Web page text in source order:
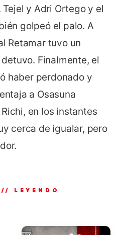
y Adri Ortego y el
golpeó el palo. A
Retamar tuvo un
Finalmente, el
haber perdonado y
a Osasuna
en los instantes
cerca de igualar, pero